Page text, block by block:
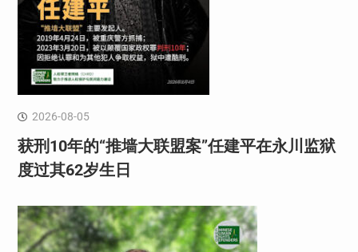
2026-08-05
获刑10年的“推墙大联盟案”任建平在永川监狱
度过其62岁生日